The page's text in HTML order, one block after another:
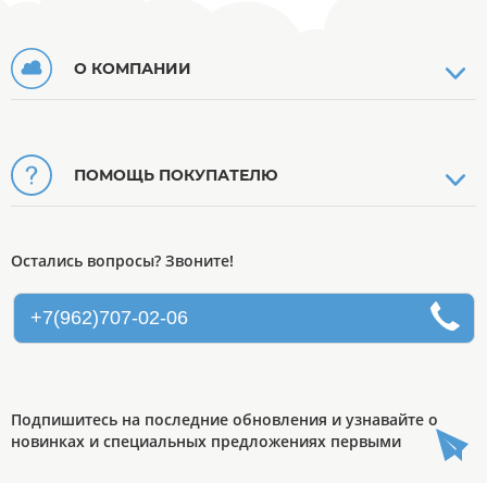
О КОМПАНИИ
ПОМОЩЬ ПОКУПАТЕЛЮ
Остались вопросы? Звоните!
+7(962)707-02-06
Подпишитесь на последние обновления и узнавайте о
новинках и специальных предложениях первыми